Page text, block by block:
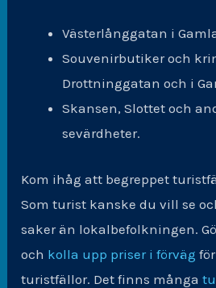
Västerlånggatan i
Souvenirbutiker och
Drottninggatan och i
Skansen, Slottet och
sevärdheter.
Kom ihåg att begreppet
Som turist kanske du vill se
saker än lokalbefolkningen.
och kolla upp priser i förväg
turistfällor. Det finns många